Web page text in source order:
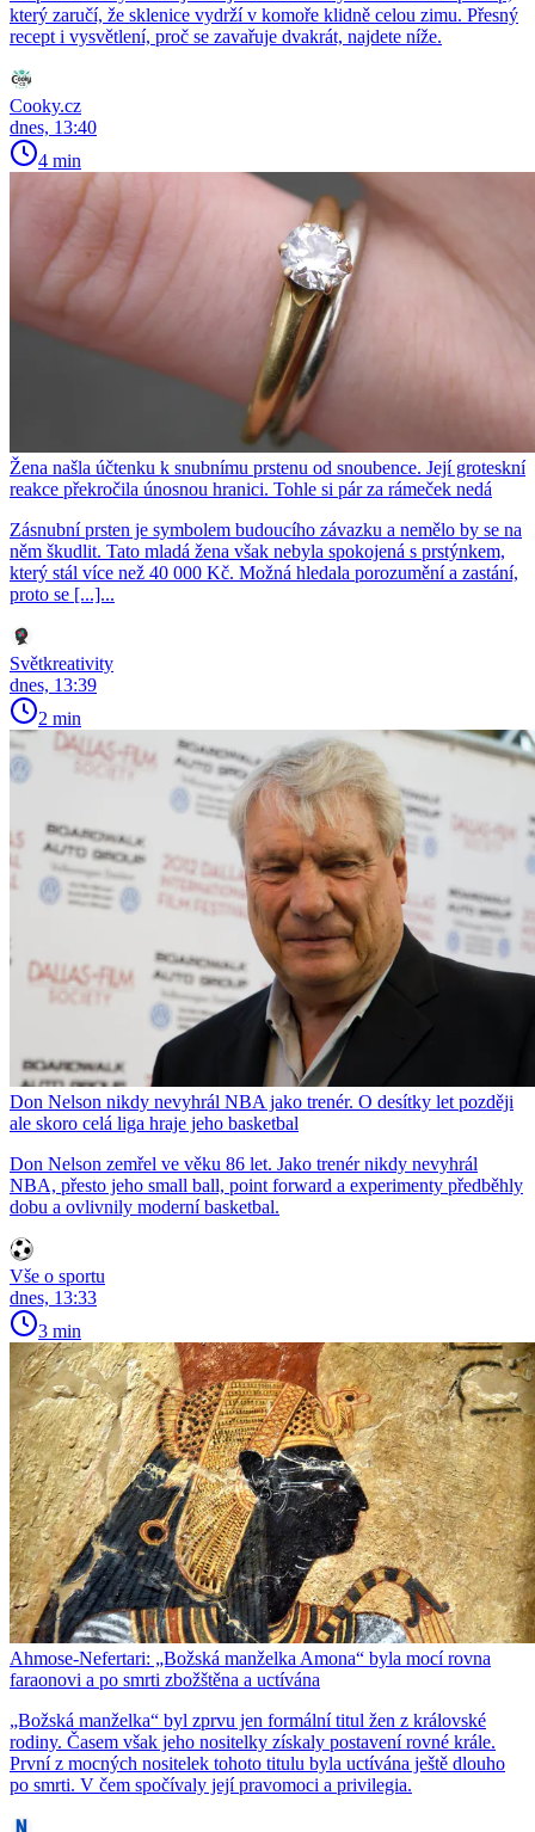
který zaručí, že sklenice vydrží v komoře klidně celou zimu. Přesný
recept i vysvětlení, proč se zavařuje dvakrát, najdete níže.
Cooky.cz
dnes, 13:40
4 min
Žena našla účtenku k snubnímu prstenu od snoubence. Její groteskní
reakce překročila únosnou hranici. Tohle si pár za rámeček nedá
Zásnubní prsten je symbolem budoucího závazku a nemělo by se na
něm škudlit. Tato mladá žena však nebyla spokojená s prstýnkem,
který stál více než 40 000 Kč. Možná hledala porozumění a zastání,
proto se [...]...
Světkreativity
dnes, 13:39
2 min
Don Nelson nikdy nevyhrál NBA jako trenér. O desítky let později
ale skoro celá liga hraje jeho basketbal
Don Nelson zemřel ve věku 86 let. Jako trenér nikdy nevyhrál
NBA, přesto jeho small ball, point forward a experimenty předběhly
dobu a ovlivnily moderní basketbal.
Vše o sportu
dnes, 13:33
3 min
Ahmose-Nefertari: „Božská manželka Amona“ byla mocí rovna
faraonovi a po smrti zbožštěna a uctívána
​​​​​​​„Božská manželka“ byl zprvu jen formální titul žen z královské
rodiny. Časem však jeho nositelky získaly postavení rovné krále.
První z mocných nositelek tohoto titulu byla uctívána ještě dlouho
po smrti. V čem spočívaly její pravomoci a privilegia.